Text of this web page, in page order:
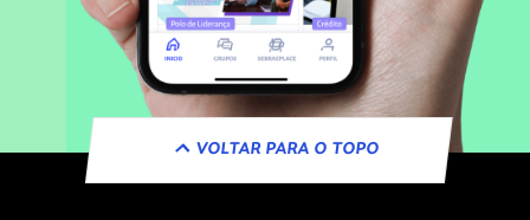
VOLTAR PARA O TOPO